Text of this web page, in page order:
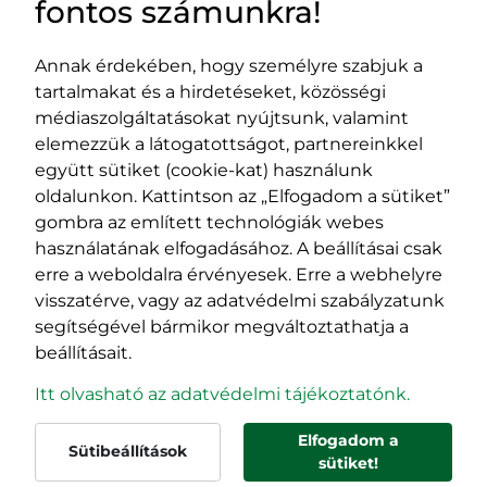
Impresszum
Adatvédelmi szabályzat
EPP program
400029 Kolozsvár,
Fürdő (Card. Iuliu Hossu) utca, 41.
szám
tel/fax:0723 250 321
email:office@rmdsz.ro
400489 Kolozsvár,
Majális utca, 60.
szám
tel/fax:0264 590 758
email:
office@rmdsz.ro
© rmdsz.ro 2026
fontos számunkra!
Annak érdekében, hogy személyre szabjuk a
tartalmakat és a hirdetéseket, közösségi
médiaszolgáltatásokat nyújtsunk, valamint
elemezzük a látogatottságot, partnereinkkel
együtt sütiket (cookie-kat) használunk
oldalunkon. Kattintson az „Elfogadom a sütiket”
gombra az említett technológiák webes
használatának elfogadásához. A beállításai csak
erre a weboldalra érvényesek. Erre a webhelyre
visszatérve, vagy az adatvédelmi szabályzatunk
segítségével bármikor megváltoztathatja a
beállításait.
Itt olvasható az adatvédelmi tájékoztatónk.
Sütibeállítások
Elfogadom a
sütiket!